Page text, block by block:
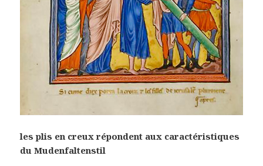
les plis en creux répondent aux caractéristiques
du Mudenfaltenstil